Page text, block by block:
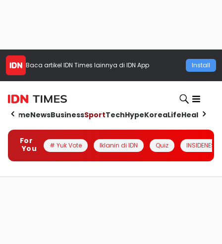
Baca artikel IDN Times lainnya di IDN App Install
HomeNewsBusinessSportTechHypeKoreaLifeHealth
For
You
# Yuk Vote Iklanin di IDN Quiz INSIDENESIA